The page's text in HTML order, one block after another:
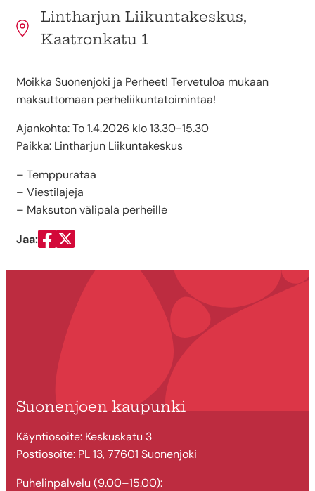
Lintharjun Liikuntakeskus,
Kaatronkatu 1
Moikka Suonenjoki ja Perheet! Tervetuloa mukaan
maksuttomaan perheliikuntatoimintaa!
Ajankohta: To 1.4.2026 klo 13.30-15.30
Paikka: Lintharjun Liikuntakeskus
– Temppurataa
– Viestilajeja
– Maksuton välipala perheille
Jaa:
Jaa Facebookissa
Jaa Twitterissä
Suonenjoen kaupunki
Käyntiosoite: Keskuskatu 3
Postiosoite: PL 13, 77601 Suonenjoki
Puhelinpalvelu (9.00–15.00):